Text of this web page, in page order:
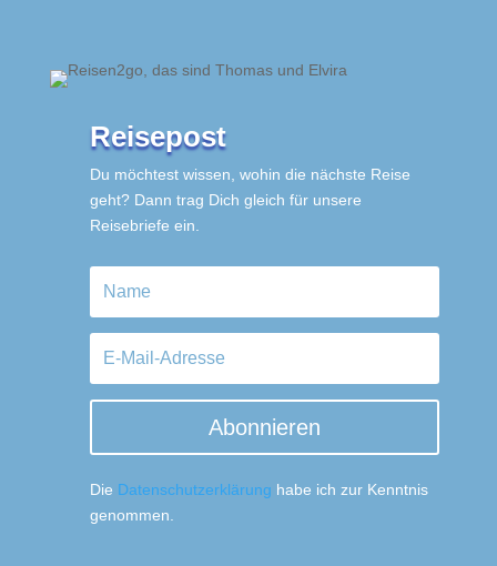
Reisepost
Du möchtest wissen, wohin die nächste Reise
geht? Dann trag Dich gleich für unsere
Reisebriefe ein.
Abonnieren
Die Datenschutzerklärung habe ich zur Kenntnis
genommen.